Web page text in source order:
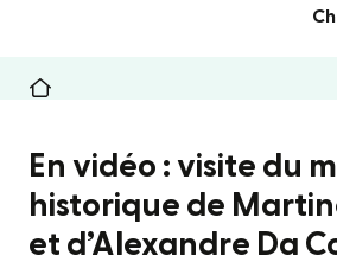
En vidéo : visite du
historique de
et d’Alexandre Da